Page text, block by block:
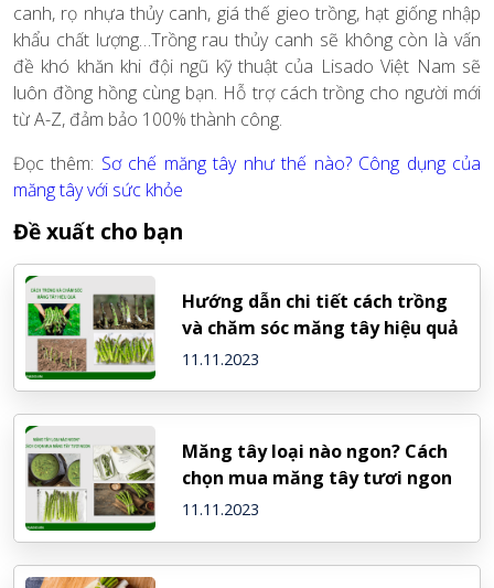
canh, rọ nhựa thủy canh, giá thế gieo trồng, hạt giống nhập
khẩu chất lượng…Trồng rau thủy canh sẽ không còn là vấn
đề khó khăn khi đội ngũ kỹ thuật của Lisado Việt Nam sẽ
luôn đồng hồng cùng bạn. Hỗ trợ cách trồng cho người mới
từ A-Z, đảm bảo 100% thành công.
Đọc thêm: Sơ chế măng tây như thế nào? Công dụng của
măng tây với sức khỏe
Đề xuất cho bạn
Hướng dẫn chi tiết cách trồng
và chăm sóc măng tây hiệu quả
11.11.2023
Măng tây loại nào ngon? Cách
chọn mua măng tây tươi ngon
11.11.2023